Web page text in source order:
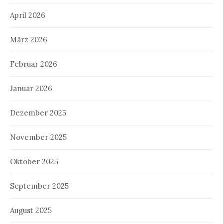
April 2026
März 2026
Februar 2026
Januar 2026
Dezember 2025
November 2025
Oktober 2025
September 2025
August 2025